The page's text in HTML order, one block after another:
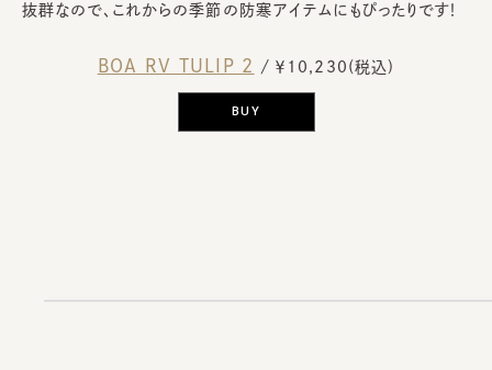
抜群なので、これからの季節の防寒アイテムにもぴったりです！
BOA RV TULIP 2 / ￥10,230(税込)
BUY